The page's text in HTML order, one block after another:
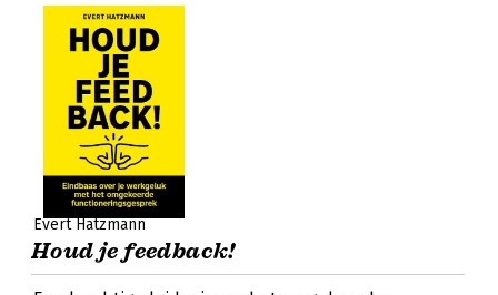
Evert Hatzmann
Houd je feedback!